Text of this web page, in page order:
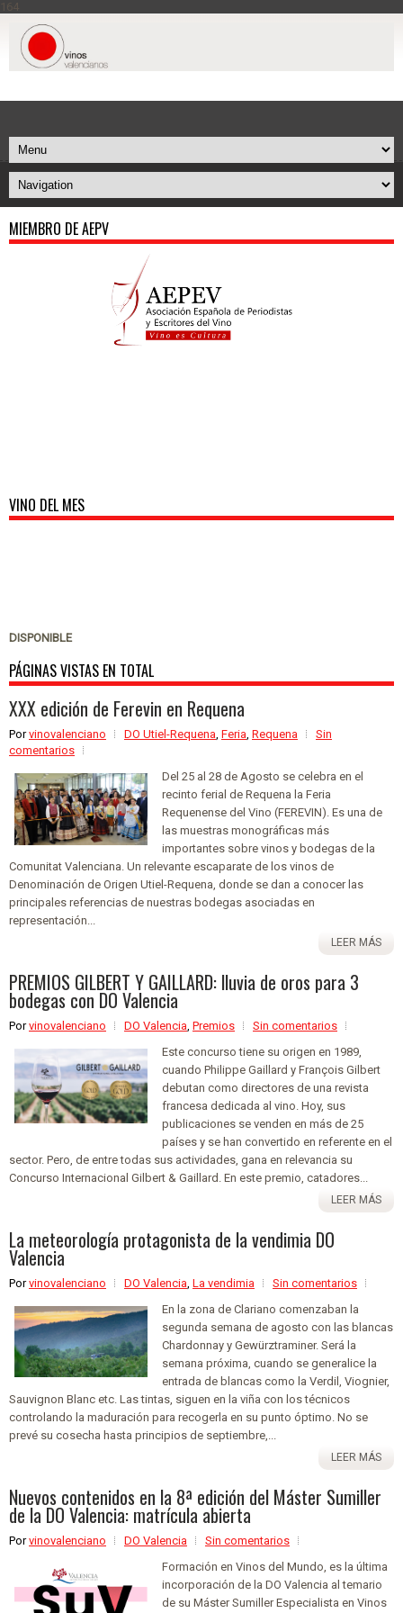
164
MIEMBRO DE AEPV
VINO DEL MES
DISPONIBLE
PÁGINAS VISTAS EN TOTAL
XXX edición de Ferevin en Requena
Porvinovalenciano DO Utiel-Requena Feria Requena
Sin
comentarios
Del 25 al 28 de Agosto se celebra en el
recinto ferial de Requena la Feria
Requenense del Vino (FEREVIN). Es una de
las muestras monográficas más
importantes sobre vinos y bodegas de la
Comunitat Valenciana. Un relevante escaparate de los vinos de
Denominación de Origen Utiel-Requena, donde se dan a conocer las
principales referencias de nuestras bodegas asociadas en
representación...
LEER MÁS
PREMIOS GILBERT Y GAILLARD: lluvia de oros para 3
bodegas con DO Valencia
Porvinovalenciano DO Valencia Premios
Sin comentarios
Este concurso tiene su origen en 1989,
cuando Philippe Gaillard y François Gilbert
debutan como directores de una revista
francesa dedicada al vino. Hoy, sus
publicaciones se venden en más de 25
países y se han convertido en referente en el
sector. Pero, de entre todas sus actividades, gana en relevancia su
Concurso Internacional Gilbert & Gaillard. En este premio, catadores...
LEER MÁS
La meteorología protagonista de la vendimia DO
Valencia
Porvinovalenciano DO Valencia La vendimia
Sin comentarios
En la zona de Clariano comenzaban la
segunda semana de agosto con las blancas
Chardonnay y Gewürztraminer. Será la
semana próxima, cuando se generalice la
entrada de blancas como la Verdil, Viognier,
Sauvignon Blanc etc. Las tintas, siguen en la viña con los técnicos
controlando la maduración para recogerla en su punto óptimo. No se
prevé su cosecha hasta principios de septiembre,...
LEER MÁS
Nuevos contenidos en la 8ª edición del Máster Sumiller
de la DO Valencia: matrícula abierta
Porvinovalenciano DO Valencia
Sin comentarios
Formación en Vinos del Mundo, es la última
incorporación de la DO Valencia al temario
de su Máster Sumiller Especialista en Vinos